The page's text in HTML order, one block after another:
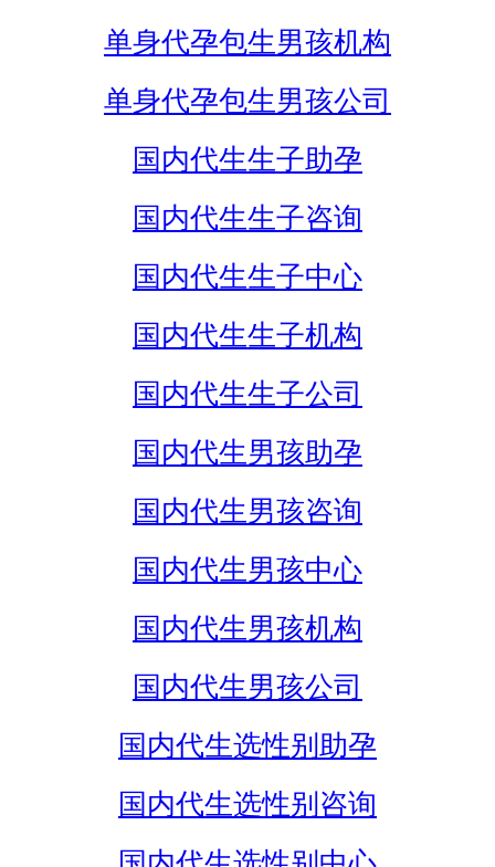
单身代孕包生男孩机构
单身代孕包生男孩公司
国内代生生子助孕
国内代生生子咨询
国内代生生子中心
国内代生生子机构
国内代生生子公司
国内代生男孩助孕
国内代生男孩咨询
国内代生男孩中心
国内代生男孩机构
国内代生男孩公司
国内代生选性别助孕
国内代生选性别咨询